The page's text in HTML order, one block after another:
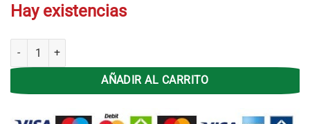
Hay existencias
Modular Mesina Scaletta PIET/GRIS 2 Ptas-Hasta 65 Pulgadas
AÑADIR AL CARRITO